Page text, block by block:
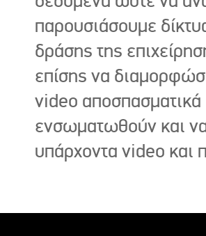
παρουσιάσουμε
δράσης της
επίσης να
video αποσπασματικά
ενσωματωθούν και
υπάρχοντα video και